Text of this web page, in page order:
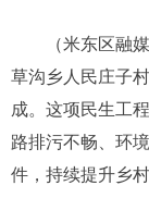
（米东区融
草沟乡人民庄子
成。这项民生工
路排污不畅、环
件，持续提升乡